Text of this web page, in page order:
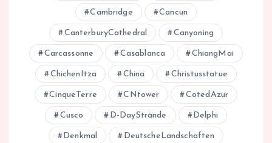
Cambridge Cancun
CanterburyCathedral Canyoning
Carcassonne Casablanca ChiangMai
ChichenItza China Christusstatue
CinqueTerre CNtower CotedAzur
Cusco D-DayStrände Delphi
Denkmal DeutscheLandschaften